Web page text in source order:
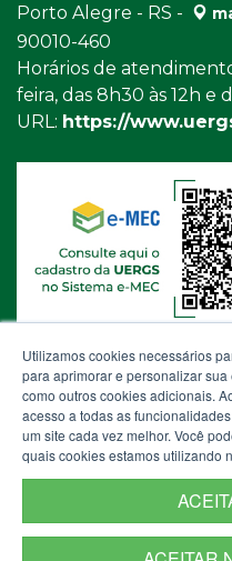
Porto Alegre - RS -
90010-460
Horários de
feira, das 8h30 às 12h e
URL: https://
Utilizamos cookies necessários
para aprimorar e personalizar
como outros cookies adicionais.
acesso a todas as
um site cada vez melhor. Você
quais cookies estamos utilizando